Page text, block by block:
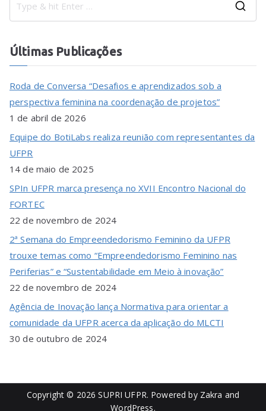
Últimas Publicações
Roda de Conversa “Desafios e aprendizados sob a
perspectiva feminina na coordenação de projetos”
1 de abril de 2026
Equipe do BotiLabs realiza reunião com representantes da
UFPR
14 de maio de 2025
SPIn UFPR marca presença no XVII Encontro Nacional do
FORTEC
22 de novembro de 2024
2ª Semana do Empreendedorismo Feminino da UFPR
trouxe temas como “Empreendedorismo Feminino nas
Periferias” e “Sustentabilidade em Meio à inovação”
22 de novembro de 2024
Agência de Inovação lança Normativa para orientar a
comunidade da UFPR acerca da aplicação do MLCTI
30 de outubro de 2024
Copyright © 2026SUPRI UFPR. Powered by Zakra and
WordPress.